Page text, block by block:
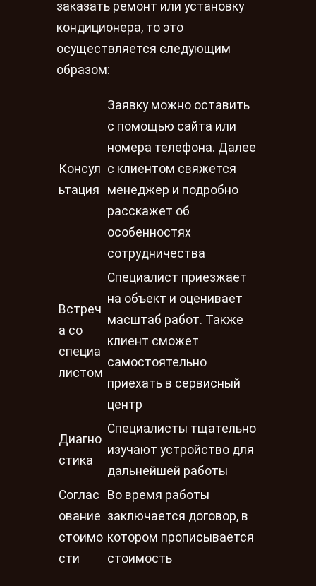
заказать ремонт или установку
кондиционера, то это
осуществляется следующим
образом:
Консул
ьтация
Заявку можно оставить
с помощью сайта или
номера телефона. Далее
с клиентом свяжется
менеджер и подробно
расскажет об
особенностях
сотрудничества
Встреч
а со
специа
листом
Специалист приезжает
на объект и оценивает
масштаб работ. Также
клиент сможет
самостоятельно
приехать в сервисный
центр
Диагно
стика
Специалисты тщательно
изучают устройство для
дальнейшей работы
Соглас
ование
стоимо
сти
Во время работы
заключается договор, в
котором прописывается
стоимость